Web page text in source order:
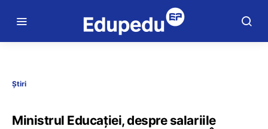
Știri
Ministrul Educației, despre salariile